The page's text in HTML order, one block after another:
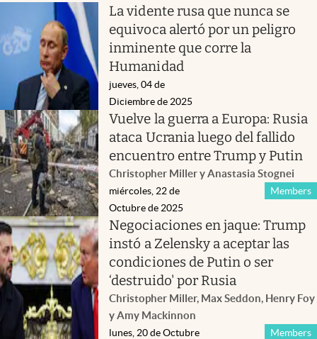
La vidente rusa que nunca se
equivoca alertó por un peligro
inminente que corre la
Humanidad
jueves, 04 de
Diciembre de 2025
Vuelve la guerra a Europa: Rusia
ataca Ucrania luego del fallido
encuentro entre Trump y Putin
Christopher Miller y Anastasia Stognei
Members
miércoles, 22 de
Octubre de 2025
Negociaciones en jaque: Trump
instó a Zelensky a aceptar las
condiciones de Putin o ser
‘destruido' por Rusia
Christopher Miller, Max Seddon, Henry Foy
y Amy Mackinnon
Members
lunes, 20 de Octubre